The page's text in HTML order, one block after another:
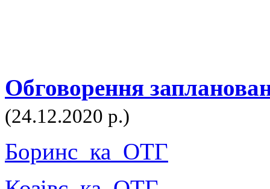
Обговорення
(24.12.2020 р.)
Боринс_ка_ОТГ